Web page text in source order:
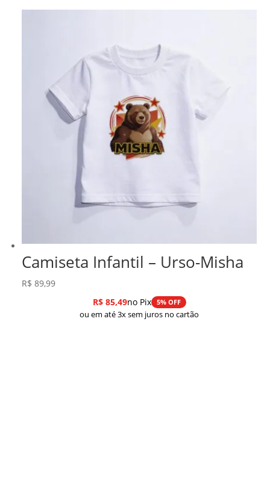
Camiseta Infantil – Urso-Misha
R$ 89,99
R$85,49no Pix 5% OFF
ou em até 3x sem juros no cartão